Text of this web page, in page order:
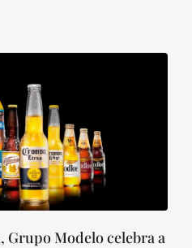
Grupo Modelo celebra a